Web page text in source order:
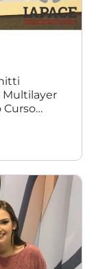
Multilayer
Curso